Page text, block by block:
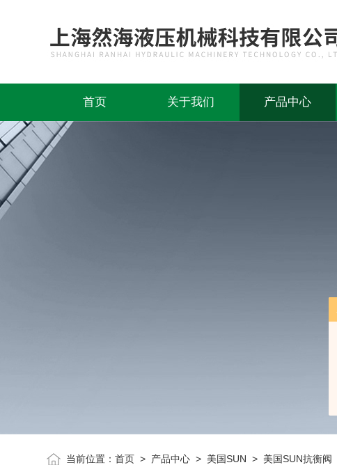
首页 关于我们 产品中心
当前位置：首页 > 产品中心 > 美国SUN > 美国SUN抗衡阀